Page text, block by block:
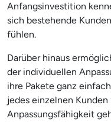
Anfangsinvestition
sich bestehende
fühlen.
Darüber hinaus
der individuellen
ihre Pakete ganz
jedes einzelnen
Anpassungsfähigkeit